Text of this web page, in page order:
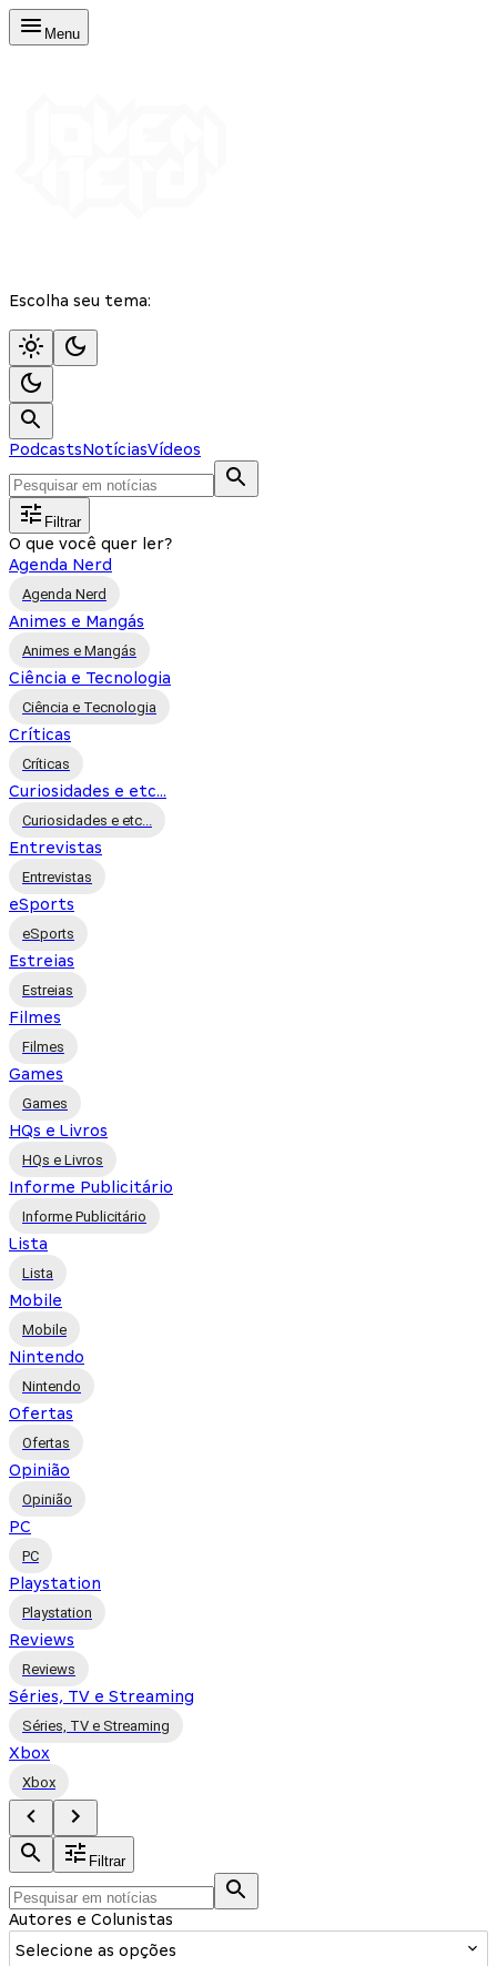
Menu
Escolha seu tema:
PodcastsNotíciasVídeos
Filtrar
O que você quer ler?
Agenda Nerd
Agenda Nerd
Animes e Mangás
Animes e Mangás
Ciência e Tecnologia
Ciência e Tecnologia
Críticas
Críticas
Curiosidades e etc...
Curiosidades e etc...
Entrevistas
Entrevistas
eSports
eSports
Estreias
Estreias
Filmes
Filmes
Games
Games
HQs e Livros
HQs e Livros
Informe Publicitário
Informe Publicitário
Lista
Lista
Mobile
Mobile
Nintendo
Nintendo
Ofertas
Ofertas
Opinião
Opinião
PC
PC
Playstation
Playstation
Reviews
Reviews
Séries, TV e Streaming
Séries, TV e Streaming
Xbox
Xbox
Filtrar
Autores e Colunistas
Selecione as opções